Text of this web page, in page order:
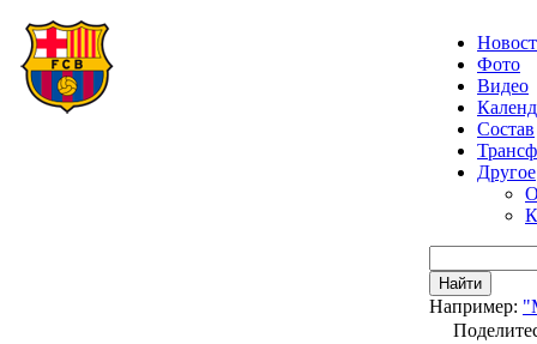
Фото
Видео
Состав
Другое
Найти
Например: